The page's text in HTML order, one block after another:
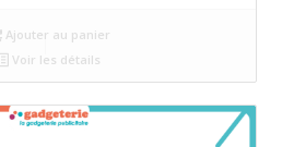
Ajouter au panier
Voir les détails